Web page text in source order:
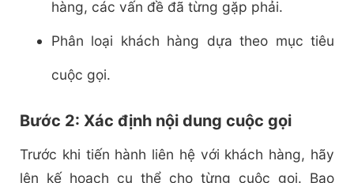
hàng, các vấn đề đã từng gặp phải.
Phân loại khách hàng dựa theo mục tiêu
cuộc gọi.
Bước 2: Xác định nội dung cuộc gọi
Trước khi tiến hành liên hệ với khách hàng, hãy
lên kế hoạch cụ thể cho từng cuộc gọi. Bao